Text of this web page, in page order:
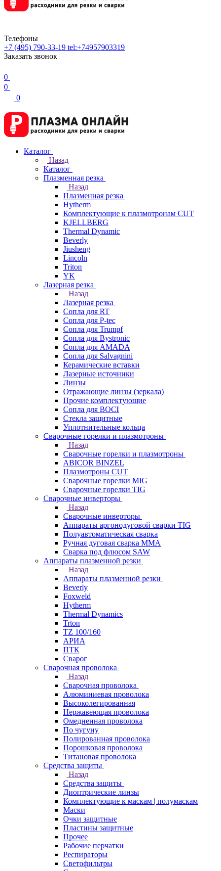
Телефоны
+7 (495) 790-33-19 tel:+74957903319
Заказать звонок
0
0
0
Каталог
Назад
Каталог
Плазменная резка
Назад
Плазменная резка
Hytherm
Комплектующие к плазмотронам CUT
KJELLBERG
Thermal Dynamic
Beverly
Jiusheng
Lincoln
Triton
YK
Лазерная резка
Назад
Лазерная резка
Сопла для RT
Сопла для P-tec
Сопла для Trumpf
Сопла для Bystronic
Сопла для AMADA
Сопла для Salvagnini
Керамические вставки
Лазерные источники
Линзы
Отражающие линзы (зеркала)
Прочие комплектующие
Сопла для BOCI
Стекла защитные
Уплотнительные кольца
Сварочные горелки и плазмотроны
Назад
Сварочные горелки и плазмотроны
ABICOR BINZEL
Плазмотроны CUT
Сварочные горелки MIG
Сварочные горелки TIG
Сварочные инверторы
Назад
Сварочные инверторы
Аппараты аргонодуговой сварки TIG
Полуавтоматическая сварка
Ручная дуговая сварка MMA
Сварка под флюсом SAW
Аппараты плазменной резки
Назад
Аппараты плазменной резки
Beverly
Foxweld
Hytherm
Thermal Dynamics
Trton
TZ 100/160
АРИА
ПТК
Сварог
Сварочная проволока
Назад
Сварочная проволока
Алюминиевая проволока
Высоколегированная
Нержавеющая проволока
Омедненная проволока
По чугуну
Полированная проволока
Порошковая проволока
Титановая проволока
Средства защиты
Назад
Средства защиты
Диоптрические линзы
Комплектующие к маскам | полумаскам
Маски
Очки защитные
Пластины защитные
Прочее
Рабочие перчатки
Респираторы
Светофильтры